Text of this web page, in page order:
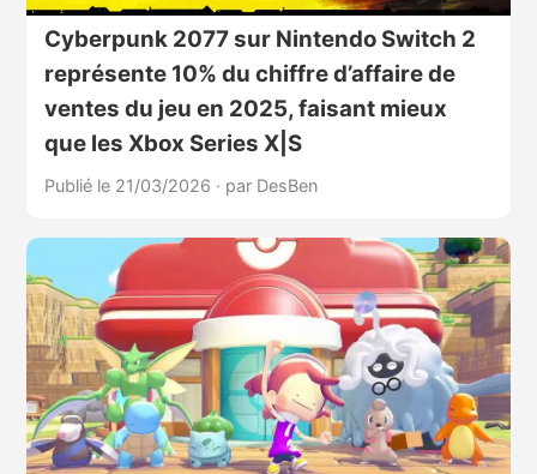
Cyberpunk 2077 sur Nintendo Switch 2
représente 10% du chiffre d’affaire de
ventes du jeu en 2025, faisant mieux
que les Xbox Series X|S
Publié le 21/03/2026 · par DesBen